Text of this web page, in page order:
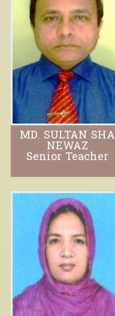
MD. SULTAN SHA
NEWAZ
Senior Teacher